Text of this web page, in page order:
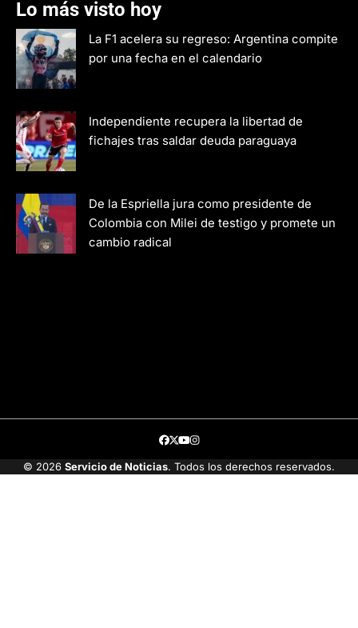
Lo más visto hoy
La F1 acelera su regreso: Argentina compite
por una fecha en el calendario
Independiente recupera la libertad de
fichajes tras saldar deuda paraguaya
De la Espriella jura como presidente de
Colombia con Milei de testigo y promete un
cambio radical
Facebook
TwitterYoutube
Instagram
© 2026 Servicio de Noticias. Todos los derechos reservados.